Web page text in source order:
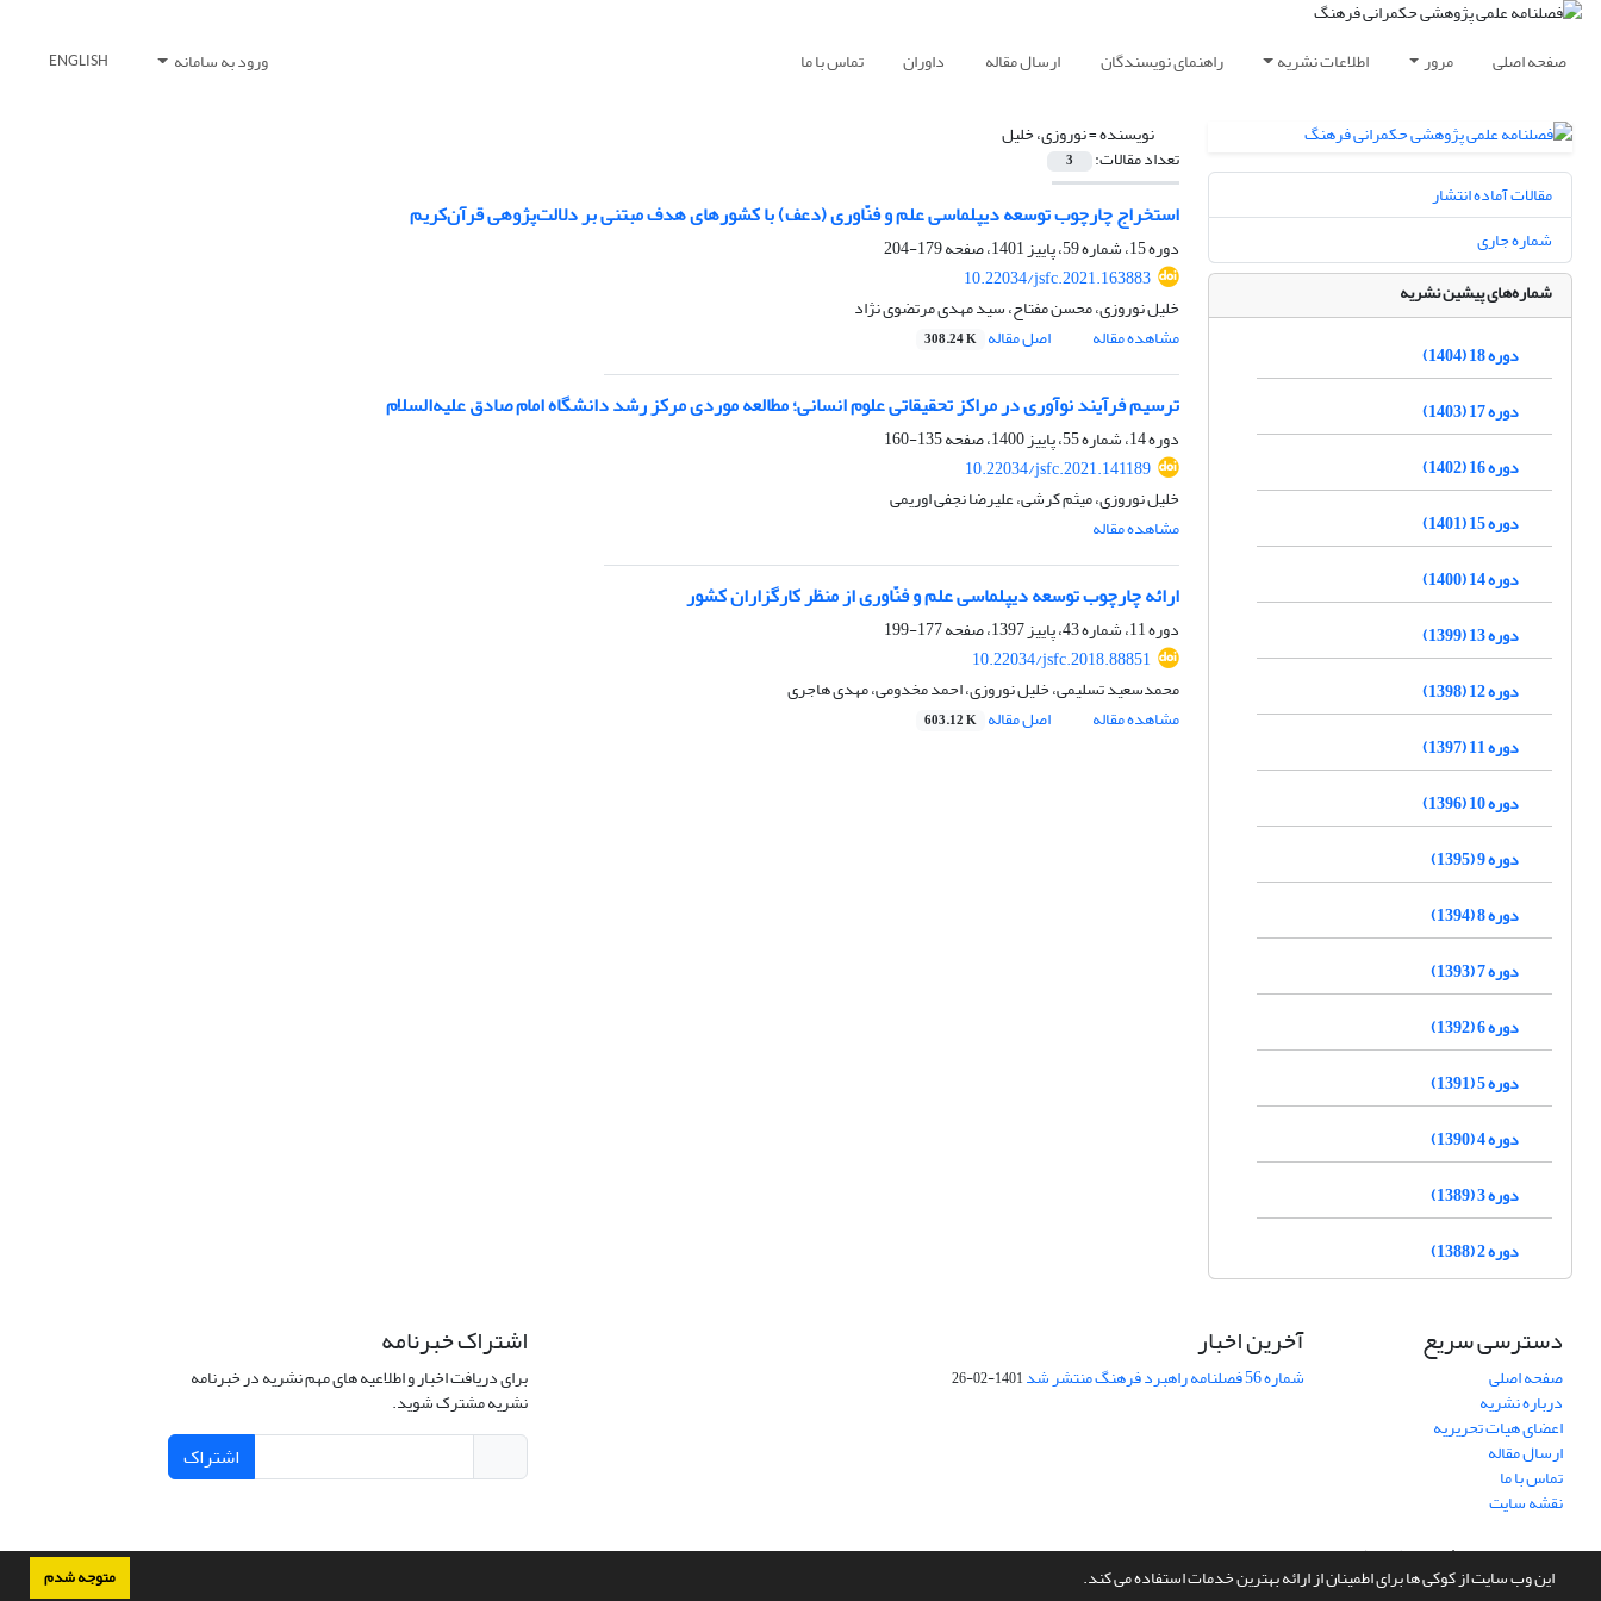
این وب سایت از کوکی ها برای اطمینان از ارائه بهترین خدمات استفاده می کند. متوجه شدم
صفحه اصلی مرور اطلاعات نشریه راهنمای نویسندگان ارسال مقاله داوران تماس با ما ورود به سامانه ENGLISH
نویسنده =نوروزی، خلیل
تعداد مقالات: 3
استخراج چارچوب توسعه دیپلماسی علم و فنّاوری (دعف) با کشور‌های هدف مبتنی بر دلالت‌‌پژوهی قرآن‌کریم
دوره 15، شماره 59، پاییز 1401، صفحه
179-204
10.22034/jsfc.2021.163883
خلیل نوروزی، محسن مفتاح، سید مهدی مرتضوی نژاد
مشاهده مقاله
اصل مقاله 308.24 K
ترسیم فرآیند نوآوری در مراکز تحقیقاتی علوم انسانی؛ مطالعه موردی مرکز رشد دانشگاه امام صادق علیه‌السلام
دوره 14، شماره 55، پاییز 1400، صفحه
135-160
10.22034/jsfc.2021.141189
خلیل نوروزی، میثم کرشی، علیرضا نجفی اوریمی
مشاهده مقاله
ارائه چارچوب توسعه دیپلماسی علم و فنّاوری از منظر کارگزاران کشور
دوره 11، شماره 43، پاییز 1397، صفحه
177-199
10.22034/jsfc.2018.88851
محمدسعید تسلیمی، خلیل نوروزی، احمد مخدومی، مهدی هاجری
مشاهده مقاله
اصل مقاله 603.12 K
مقالات آماده انتشار
شماره جاری
شماره‌های پیشین نشریه
دوره 18 (1404)
دوره 17 (1403)
دوره 16 (1402)
دوره 15 (1401)
دوره 14 (1400)
دوره 13 (1399)
دوره 12 (1398)
دوره 11 (1397)
دوره 10 (1396)
دوره 9 (1395)
دوره 8 (1394)
دوره 7 (1393)
دوره 6 (1392)
دوره 5 (1391)
دوره 4 (1390)
دوره 3 (1389)
دوره 2 (1388)
دسترسی سریع
صفحه اصلی
درباره نشریه
اعضای هیات تحریریه
ارسال مقاله
تماس با ما
نقشه سایت
آخرین اخبار
شماره 56 فصلنامه راهبرد فرهنگ منتشر شد 1401-02-26
اشتراک خبرنامه
برای دریافت اخبار و اطلاعیه های مهم نشریه در خبرنامه
نشریه مشترک شوید.
اشتراک
سامانه مدیریت نشریات علمی.طراحی و پیاده سازی ازسیناوب